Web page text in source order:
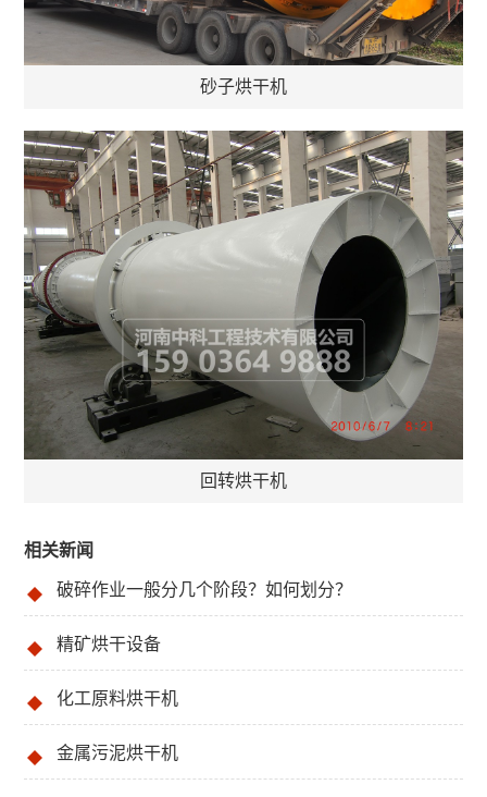
砂子烘干机
回转烘干机
相关新闻
破碎作业一般分几个阶段？如何划分？
精矿烘干设备
化工原料烘干机
金属污泥烘干机